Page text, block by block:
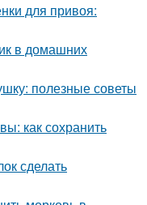
для привоя:
в домашних
полезные советы
как сохранить
сделать